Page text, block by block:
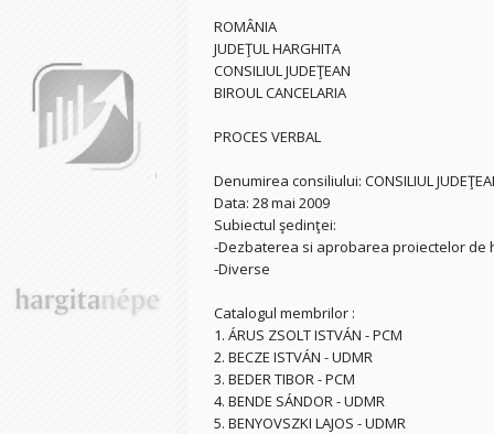
ROMÂNIA
JUDEŢUL HARGHITA
CONSILIUL JUDEŢEAN
BIROUL CANCELARIA
PROCES VERBAL
Denumirea consiliului: CONSILIUL
Data: 28 mai 2009
Subiectul şedinţei:
-Dezbaterea si aprobarea proiectelor de
-Diverse
Catalogul membrilor :
1. ÁRUS ZSOLT ISTVÁN - PCM
2. BECZE ISTVÁN - UDMR
3. BEDER TIBOR - PCM
4. BENDE SÁNDOR - UDMR
5. BENYOVSZKI LAJOS - UDMR